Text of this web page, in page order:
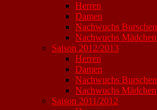
Herren
Damen
Nachwuchs Burschen
Nachwuchs Mädchen
Saison 2012/2013
Herren
Damen
Nachwuchs Burschen
Nachwuchs Mädchen
Saison 2011/2012